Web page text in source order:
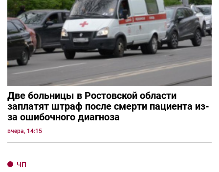
Две больницы в Ростовской области
заплатят штраф после смерти пациента из-
за ошибочного диагноза
вчера, 14:15
ЧП